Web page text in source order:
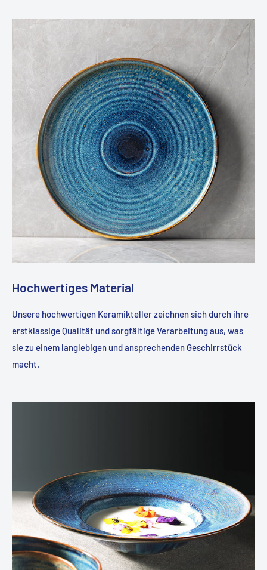
spülmaschinentauglich und erleichtern Ihnen somit die Pflege
und Reinigung nach dem Genuss Ihrer köstlichen Mahlzeiten.
Tauchen Sie ein in die Atmosphäre von Mykonos und lassen Sie
sich von diesem Geschirrset zu unvergesslichen kulinarischen
Erlebnissen inspirieren.
Hochwertiges Material
Unsere hochwertigen Keramikteller zeichnen sich durch ihre
erstklassige Qualität und sorgfältige Verarbeitung aus, was
sie zu einem langlebigen und ansprechenden Geschirrstück
macht.